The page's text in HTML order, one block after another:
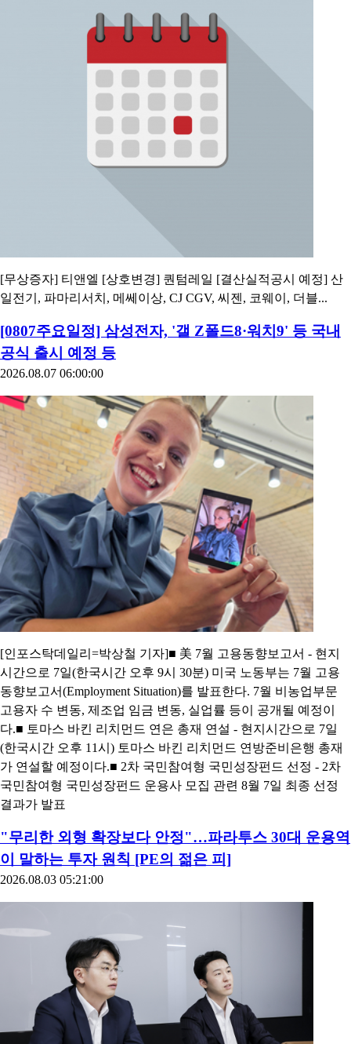
[무상증자] 티앤엘 [상호변경] 퀀텀레일 [결산실적공시 예정] 산
일전기, 파마리서치, 메쎄이상, CJ CGV, 씨젠, 코웨이, 더블...
[0807주요일정] 삼성전자, '갤 Z폴드8·워치9' 등 국내
공식 출시 예정 등
2026.08.07 06:00:00
[인포스탁데일리=박상철 기자]■ 美 7월 고용동향보고서 - 현지
시간으로 7일(한국시간 오후 9시 30분) 미국 노동부는 7월 고용
동향보고서(Employment Situation)를 발표한다. 7월 비농업부문
고용자 수 변동, 제조업 임금 변동, 실업률 등이 공개될 예정이
다.■ 토마스 바킨 리치먼드 연은 총재 연설 - 현지시간으로 7일
(한국시간 오후 11시) 토마스 바킨 리치먼드 연방준비은행 총재
가 연설할 예정이다.■ 2차 국민참여형 국민성장펀드 선정 - 2차
국민참여형 국민성장펀드 운용사 모집 관련 8월 7일 최종 선정
결과가 발표
"무리한 외형 확장보다 안정"…파라투스 30대 운용역
이 말하는 투자 원칙 [PE의 젊은 피]
2026.08.03 05:21:00